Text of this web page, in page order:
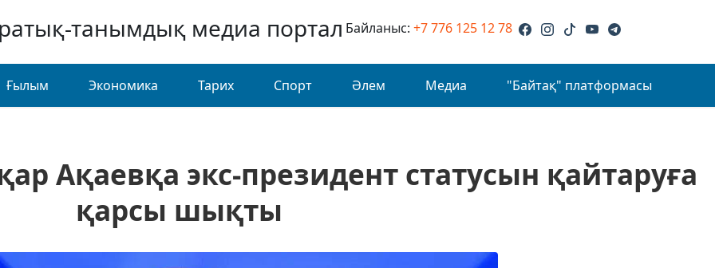
танымдық медиа портал Байланыс:+7 776 125 12 78
Ғылым Экономика Тарих Спорт Әлем Медиа "Байтақ" платформасы
Ақаевқа экс-президент статусын қайтаруға
қарсы шықты